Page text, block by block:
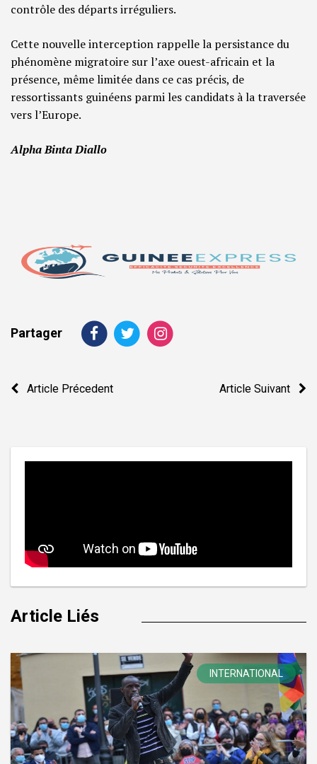
contrôle des départs irréguliers.
Cette nouvelle interception rappelle la persistance du
phénomène migratoire sur l’axe ouest-africain et la
présence, même limitée dans ce cas précis, de
ressortissants guinéens parmi les candidats à la traversée
vers l’Europe.
Alpha Binta Diallo
Partager
Navigation
Article Précedent Article Suivant
Article Liés
INTERNATIONAL